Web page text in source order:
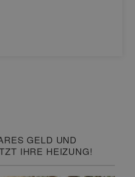
GELD UND
IHRE HEIZUNG!